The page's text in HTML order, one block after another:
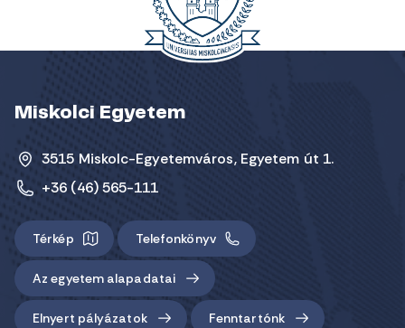
Miskolci Egyetem
3515 Miskolc-Egyetemváros, Egyetem út 1.
+36 (46) 565-111
Térkép Telefonkönyv
Az egyetem alapadatai
Elnyert pályázatok Fenntartónk